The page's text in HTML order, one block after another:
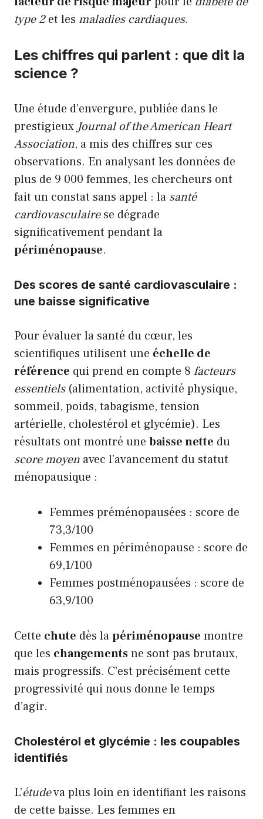
type 2et les maladies cardiaques.
Les chiffres qui parlent : que dit la
science ?
Une étude d’envergure, publiée dans le
prestigieux Journal of the American Heart
Association, a mis des chiffres sur ces
observations. En analysant les données de
plus de 9 000 femmes, les chercheurs ont
fait un constat sans appel : la santé
cardiovasculairese dégrade
significativement pendant la
périménopause.
Des scores de santé cardiovasculaire :
une baisse significative
Pour évaluer la santé du cœur, les
scientifiques utilisent une échelle de
référence qui prend en compte 8 facteurs
essentiels(alimentation, activité physique,
sommeil, poids, tabagisme, tension
artérielle, cholestérol et glycémie). Les
résultats ont montré une baisse nette du
score moyen avec l’avancement du statut
ménopausique :
Femmes préménopausées : score de
73,3/100
Femmes en périménopause : score de
69,1/100
Femmes postménopausées : score de
63,9/100
Cette chute dès lapériménopause montre
que les changementsne sont pas brutaux,
mais progressifs. C’est précisément cette
progressivité qui nous donne le temps
d’agir.
Cholestérol et glycémie : les coupables
identifiés
L’étudeva plus loin en identifiant les raisons
de cette baisse. Les femmes en